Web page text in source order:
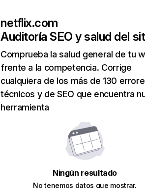
netflix.com
Auditoría SEO y salud del
Comprueba la salud general de tu
frente a la competencia. Corrige
cualquiera de los más de 130
técnicos y de SEO que encuentra
herramienta
Ningún resultado
No tenemos datos que mostrar.